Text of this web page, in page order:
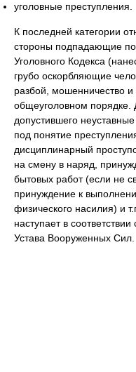
уголовные преступления.
К последней категории
стороны подпадающие
Уголовного Кодекса
грубо оскорбляющие
разбой, мошенничество и
общеуголовном порядке.
допустившего
под понятие
дисциплинарный
на смену в наряд,
бытовых работ (если не
принуждение к
физического насилия) и
наступает в
Устава Вооруженных Сил.